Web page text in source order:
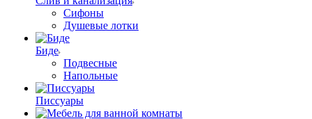
Сифоны
Душевые лотки
Биде
Подвесные
Напольные
Писсуары